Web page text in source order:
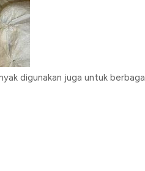
digunakan juga untuk